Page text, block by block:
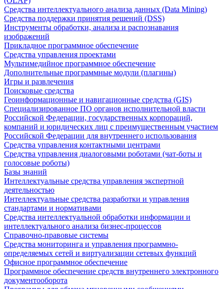
Средства интеллектуального анализа данных (Data Mining)
Средства поддержки принятия решений (DSS)
Инструменты обработки, анализа и распознавания
изображений
Прикладное программное обеспечение
Средства управления проектами
Мультимедийное программное обеспечение
Дополнительные программные модули (плагины)
Игры и развлечения
Поисковые средства
Геоинформационные и навигационные средства (GIS)
Специализированное ПО органов исполнительной власти
Российской Федерации, государственных корпораций,
компаний и юридических лиц с преимущественным участием
Российской Федерации для внутреннего использования
Средства управления контактными центрами
Средства управления диалоговыми роботами (чат-боты и
голосовые роботы)
Базы знаний
Интеллектуальные средства управления экспертной
деятельностью
Интеллектуальные средства разработки и управления
стандартами и нормативами
Средства интеллектуальной обработки информации и
интеллектуального анализа бизнес-процессов
Справочно-правовые системы
Средства мониторинга и управления программно-
определяемых сетей и виртуализации сетевых функций
Офисное программное обеспечение
Программное обеспечение средств внутреннего электронного
документооборота